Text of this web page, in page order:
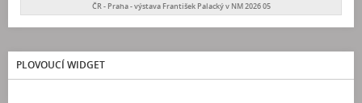
ČR - Praha - výstava František Palacký v NM 2026 05
PLOVOUCÍ WIDGET